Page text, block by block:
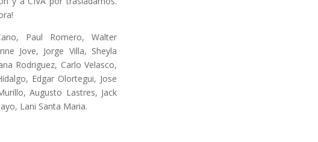
Paul Romero, Walter
Jove, Jorge Villa, Sheyla
Rodriguez, Carlo Velasco,
Edgar Olortegui, Jose
Augusto Lastres, Jack
Lani Santa Maria.